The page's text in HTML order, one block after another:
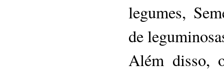
legumes,
de
Além disso,